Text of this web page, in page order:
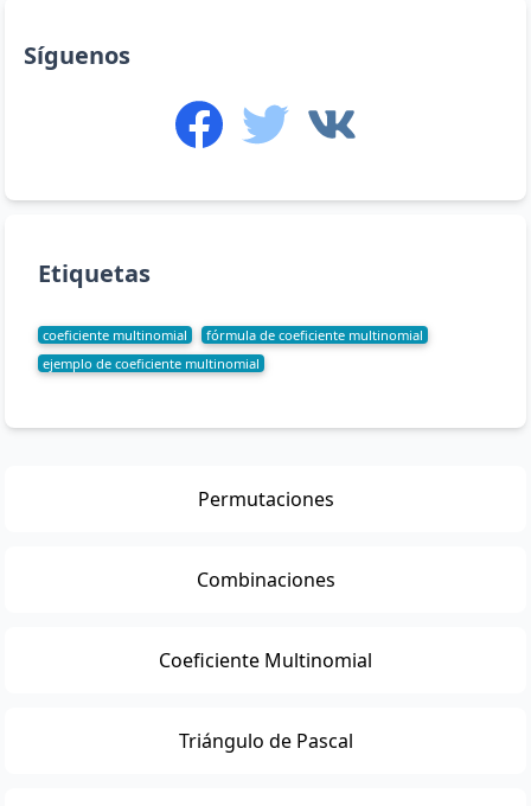
Síguenos
Etiquetas
coeficiente multinomial
fórmula de coeficiente multinomial
ejemplo de coeficiente multinomial
Permutaciones
Combinaciones
Coeficiente Multinomial
Triángulo de Pascal